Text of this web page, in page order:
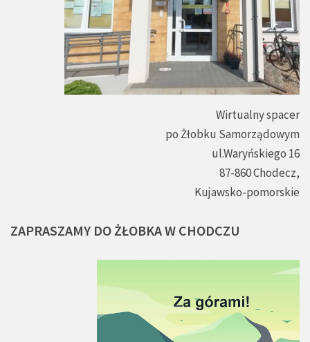
Wirtualny spacer
po Żłobku Samorządowym
ul.Waryńskiego 16
87-860 Chodecz,
Kujawsko-pomorskie
ZAPRASZAMY DOŻŁOBKAW CHODCZU